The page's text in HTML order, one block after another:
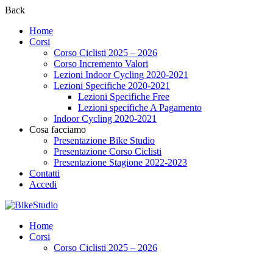
Back
Home
Corsi
Corso Ciclisti 2025 – 2026
Corso Incremento Valori
Lezioni Indoor Cycling 2020-2021
Lezioni Specifiche 2020-2021
Lezioni Specifiche Free
Lezioni specifiche A Pagamento
Indoor Cycling 2020-2021
Cosa facciamo
Presentazione Bike Studio
Presentazione Corso Ciclisti
Presentazione Stagione 2022-2023
Contatti
Accedi
Home
Corsi
Corso Ciclisti 2025 – 2026